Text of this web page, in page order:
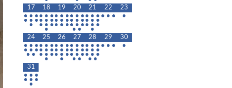
17
• • •
• • •
•
18
• • •
• • •
• • •
•
19
• • •
• • •
• • •
20
• • •
• • •
• • •
• •
21
• • •
• • •
• • •
•
22
• • •
23
•
24
• • •
• • •
• •
25
• • •
• • •
• • •
•
26
• • •
• • •
• • •
•
27
• • •
• • •
• • •
• •
28
• • •
• • •
• • •
• •
29
• • •
30
•
31
• • •
• • •
•